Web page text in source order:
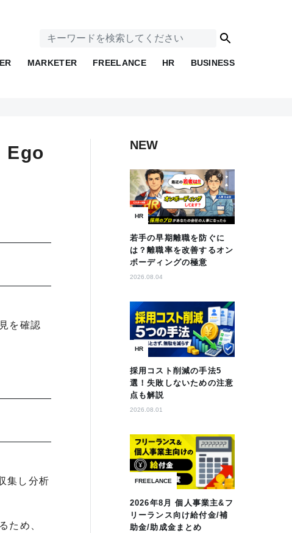
MARKETER FREELANCE HR BUSINESS
Ego
を確認
集し分析
ため、
NEW
HR
若手の早期離職を防ぐに
は？離職率を改善するオン
ボーディングの極意
2026.08.04
HR
採用コスト削減の手法5
選！失敗しないための注意
点も解説
2026.08.01
FREELANCE
2026年8月 個人事業主&フ
リーランス向け給付金/補
助金/助成金まとめ